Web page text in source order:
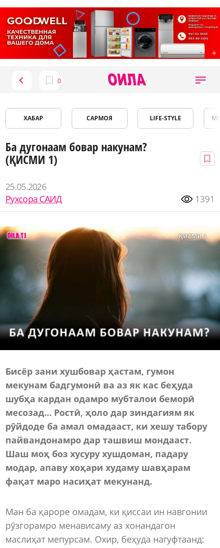
ХАБАР САРМОЯ LIFE-STYLE
Ба дугонаам бовар накунам?
(ҚИСМИ 1)
25.05.2026
Рухсора САИД
1391
Бисёр зани хушбовар ҳастам, гумон
мекунам бадгумонӣ ва аз як кас беҳуда
шубҳа кардан одамро мубталои беморӣ
месозад… Ростӣ, ҳоло дар зиндагиям як
рӯйдоде ба амал омадааст, ки хешу табору
пайвандонамро дар ташвиш мондааст.
Шаш моҳ боз хусуру хушдоман, падару
модар, апаву хоҳари худаму шавҳарам
фақат маро насиҳат мекунанд.
Ман ба қароре омадам, ки қиссаи ин навгонии
рӯзгорамро менависаму аз хонандагон
маслиҳат мепурсам. Охир, беҳуда нагуфтаанд: